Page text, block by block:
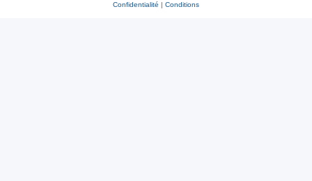
Confidentialité | Conditions